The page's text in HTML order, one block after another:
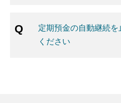
定期預金の自動継続
ください